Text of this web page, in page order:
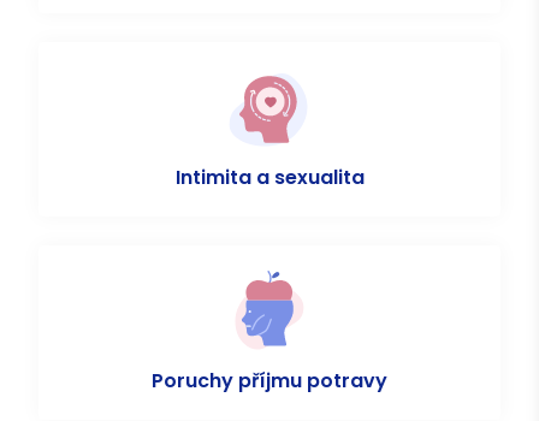
Intimita a sexualita
Poruchy příjmu potravy